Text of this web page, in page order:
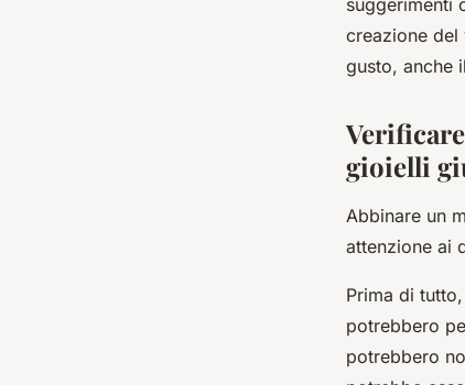
creazione del
gusto, anche
gioielli
Abbinare un
attenzione ai
Prima di
potrebbero
potrebbero